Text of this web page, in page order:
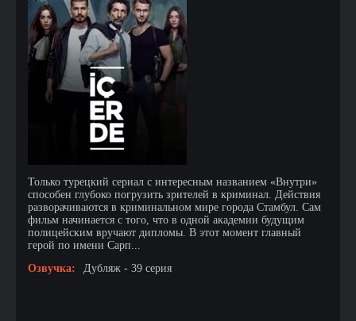
Только турецкий сериал с интересным названием «Внутри»
способен глубоко погрузить зрителей в криминал. Действия
разворачиваются в криминальном мире города Стамбул. Сам
фильм начинается с того, что в одной академии будущим
полицейским вручают дипломы. В этот момент главный
герой по имени Сарп...
Озвучка:
Дубляж - 39 серия